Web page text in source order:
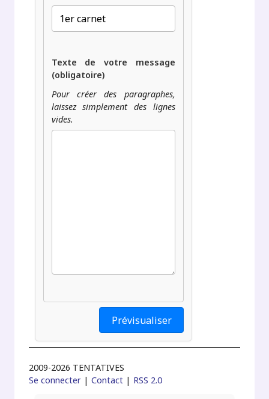
Texte de votre message
(obligatoire)
Pour créer des paragraphes,
laissez simplement des lignes
vides.
2009-2026 TENTATIVES
Se connecter |Contact | RSS 2.0